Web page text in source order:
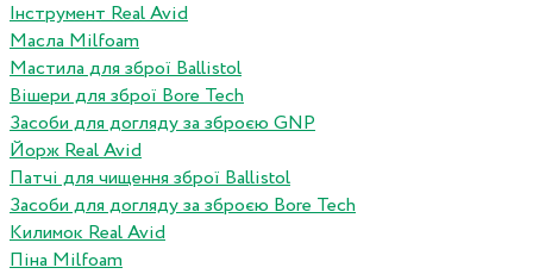
Інструмент Real Avid
Масла Milfoam
Мастила для зброї Ballistol
Вішери для зброї Bore Tech
Засоби для догляду за зброєю GNP
Йорж Real Avid
Патчі для чищення зброї Ballistol
Засоби для догляду за зброєю Bore Tech
Килимок Real Avid
Піна Milfoam